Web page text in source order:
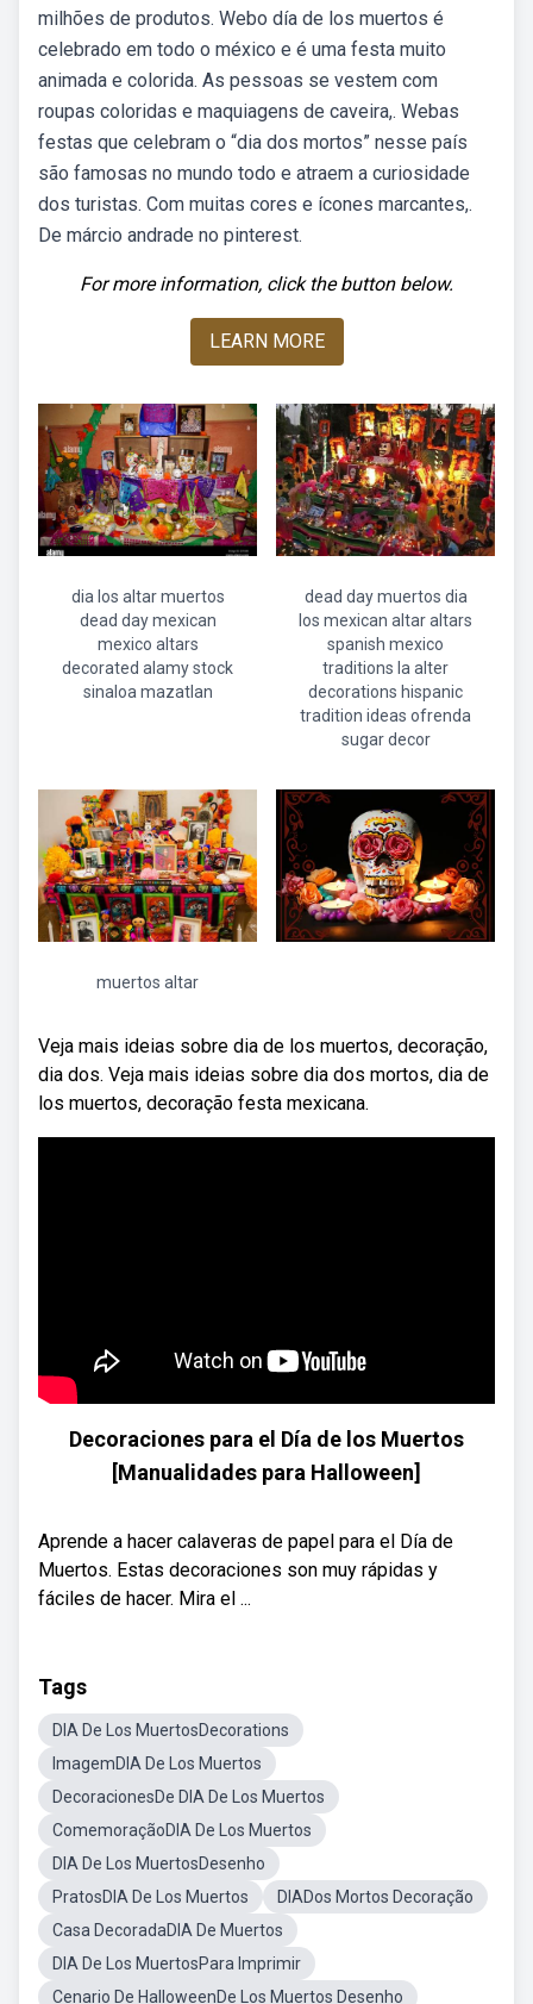
milhões de produtos. Webo día de los muertos é
celebrado em todo o méxico e é uma festa muito
animada e colorida. As pessoas se vestem com
roupas coloridas e maquiagens de caveira,. Webas
festas que celebram o “dia dos mortos” nesse país
são famosas no mundo todo e atraem a curiosidade
dos turistas. Com muitas cores e ícones marcantes,.
De márcio andrade no pinterest.
For more information, click the button below.
LEARN MORE
dia los altar muertos
dead day mexican
mexico altars
decorated alamy stock
sinaloa mazatlan
dead day muertos dia
los mexican altar altars
spanish mexico
traditions la alter
decorations hispanic
tradition ideas ofrenda
sugar decor
muertos altar
Veja mais ideias sobre dia de los muertos, decoração,
dia dos. Veja mais ideias sobre dia dos mortos, dia de
los muertos, decoração festa mexicana.
Decoraciones para el Día de los Muertos
[Manualidades para Halloween]
Aprende a hacer calaveras de papel para el Día de
Muertos. Estas decoraciones son muy rápidas y
fáciles de hacer. Mira el ...
Tags
DIA De Los MuertosDecorations
ImagemDIA De Los Muertos
DecoracionesDe DIA De Los Muertos
ComemoraçãoDIA De Los Muertos
DIA De Los MuertosDesenho
PratosDIA De Los Muertos
DIADos Mortos Decoração
Casa DecoradaDIA De Muertos
DIA De Los MuertosPara Imprimir
Cenario De HalloweenDe Los Muertos Desenho